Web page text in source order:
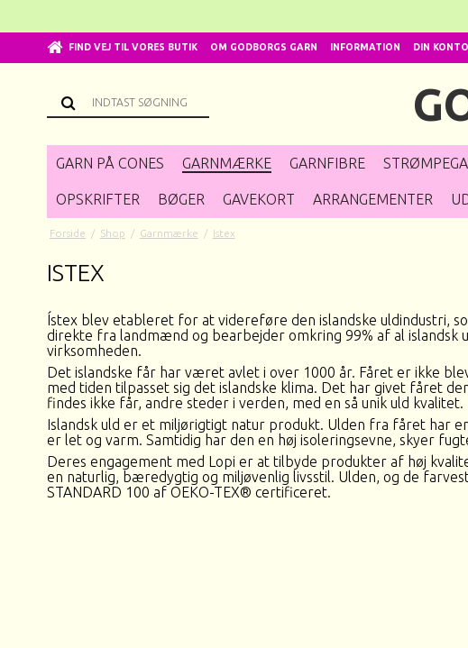
FIND VEJ TIL VORES BUTIK OM GODBORGS GARN INFORMATION DIN KONTO
GARN PÅ CONES GARNMÆRKE GARNFIBRE
OPSKRIFTER BØGER GAVEKORT ARRANGEMENTER
Forside / Shop / Garnmærke / Istex
ISTEX
Ístex blev etableret for at videreføre den islandske uldindustri,
direkte fra landmænd og bearbejder omkring 99% af al islandsk
virksomheden.
Det islandske får har været avlet i over 1000 år. Fåret er ikke
med tiden tilpasset sig det islandske klima. Det har givet fåret
findes ikke får, andre steder i verden, med en så unik uld kvalitet.
Islandsk uld er et miljørigtigt natur produkt. Ulden fra fåret har
er let og varm. Samtidig har den en høj isoleringsevne, skyer
Deres engagement med Lopi er at tilbyde produkter af høj
en naturlig, bæredygtig og miljøvenlig livsstil. Ulden, og de
STANDARD 100 af OEKO-TEX® certificeret.